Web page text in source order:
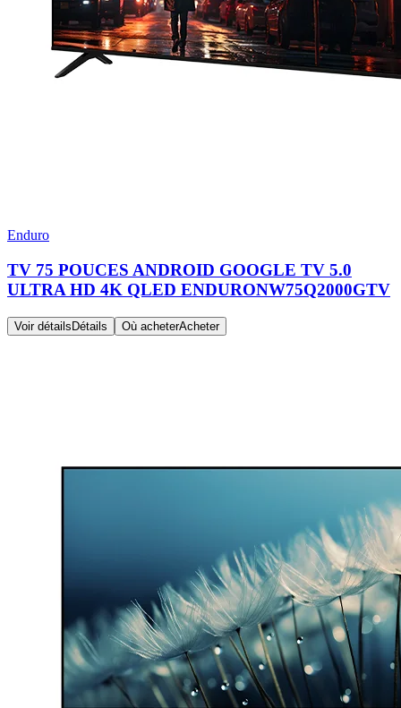
Enduro
TV 75 POUCES ANDROID GOOGLE TV 5.0
ULTRA HD 4K QLED ENDURONW75Q2000GTV
Voir détails Détails Où acheterAcheter